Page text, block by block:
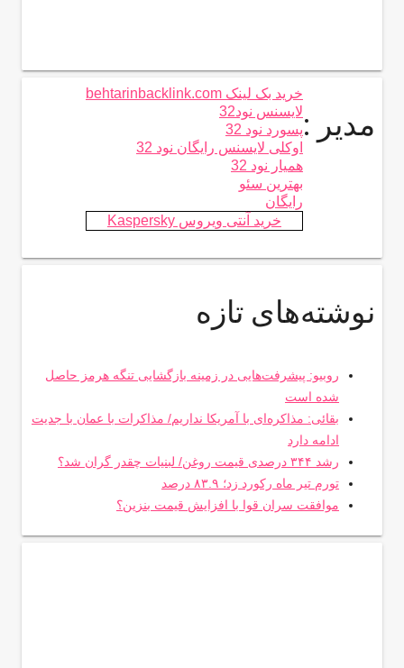
مدیر :
خرید بک لینک behtarinbacklink.com
لایسنس نود32
پسورد نود 32
اوکلی لایسنس رایگان نود 32
همیار نود 32
بهترین سئو
رایگان
خرید آنتی ویروس Kaspersky
نوشته‌های تازه
روبیو: پیشرفت‌هایی در زمینه بازگشایی تنگه هرمز حاصل
شده است
بقائی: مذاکره‌ای با آمریکا نداریم/ مذاکرات با عمان با جدیت
ادامه دارد
رشد ۳۴۴ درصدی قیمت روغن/ لبنیات چقدر گران شد؟
تورم تیر ماه رکورد زد؛ ۸۳.۹ درصد
موافقت سران قوا با افزایش قیمت بنزین؟